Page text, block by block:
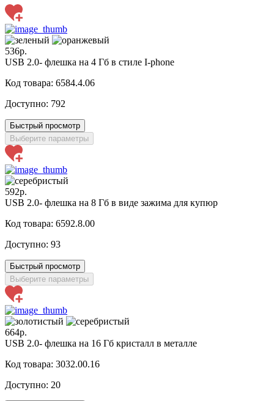
536р.
USB 2.0- флешка на 4 Гб в стиле I-phone
Код товара: 6584.4.06
Доступно: 792
Быстрый просмотр
Выберите параметры
592р.
USB 2.0- флешка на 8 Гб в виде зажима для купюр
Код товара: 6592.8.00
Доступно: 93
Быстрый просмотр
Выберите параметры
664р.
USB 2.0- флешка на 16 Гб кристалл в металле
Код товара: 3032.00.16
Доступно: 20